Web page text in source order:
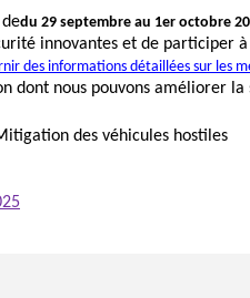
du 29 septembre au 1er octobre
innovantes et de participer
des informations détaillées sur les
dont nous pouvons améliorer
des véhicules hostiles